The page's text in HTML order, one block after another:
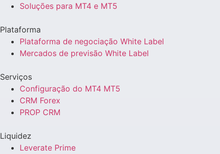
Soluções para MT4 e MT5
Plataforma
Plataforma de negociação White Label
Mercados de previsão White Label
Serviços
Configuração do MT4 MT5
CRM Forex
PROP CRM
Liquidez
Leverate Prime